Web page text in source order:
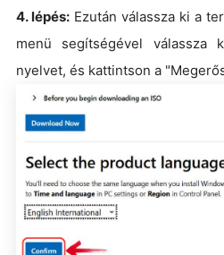
4. lépés: Ezután válassza ki a
menü segítségével válassza
nyelvet, és kattintson a